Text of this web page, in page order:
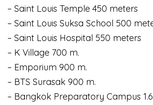
– Saint Louis Temple 450 meters
– Saint Louis Suksa School 500
– Saint Louis Hospital 550 meters
– K Village 700 m.
– Emporium 900 m.
– BTS Surasak 900 m.
– Bangkok Preparatory Campus